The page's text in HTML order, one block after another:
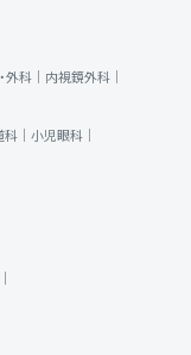
外科｜ 内視鏡外科｜
｜ 小児眼科｜